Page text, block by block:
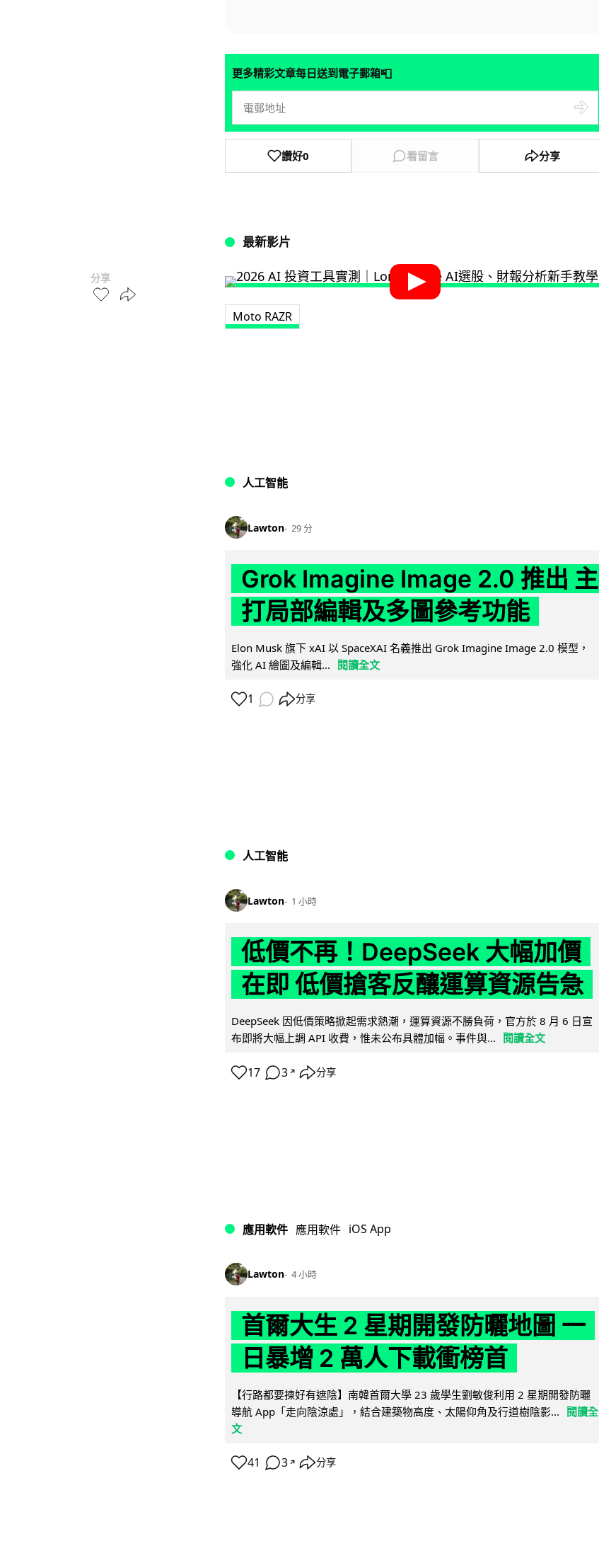
分享
更多精彩文章每日送到電子郵箱📮
讚好0 看留言 分享
最新影片
Moto RAZR
人工智能
Lawton 29 分
Grok Imagine Image 2.0 推出 主
打局部編輯及多圖參考功能
Elon Musk 旗下 xAI 以 SpaceXAI 名義推出 Grok Imagine Image 2.0 模型，
強化 AI 繪圖及編輯...
閱讀全文
1 分享
人工智能
Lawton 1 小時
低價不再！DeepSeek 大幅加價
在即 低價搶客反釀運算資源告急
DeepSeek 因低價策略掀起需求熱潮，運算資源不勝負荷，官方於 8 月 6 日宣
布即將大幅上調 API 收費，惟未公布具體加幅。事件與...
閱讀全文
17 3 ↗ 分享
應用軟件 應用軟件 iOS App
Lawton 4 小時
首爾大生 2 星期開發防曬地圖 一
日暴增 2 萬人下載衝榜首
【行路都要揀好有遮陰】南韓首爾大學 23 歲學生劉敏俊利用 2 星期開發防曬
導航 App「走向陰涼處」，結合建築物高度、太陽仰角及行道樹陰影... 閱讀全
文
41 3 ↗ 分享